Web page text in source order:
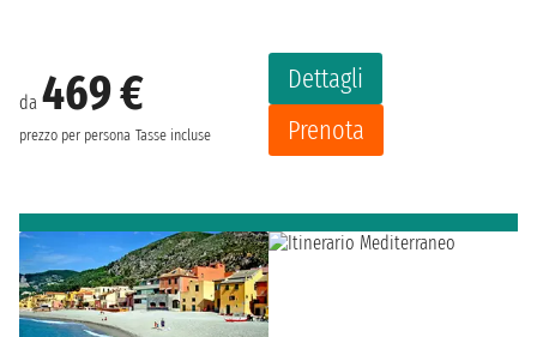
da 469 €
prezzo per persona Tasse incluse
Dettagli
Prenota